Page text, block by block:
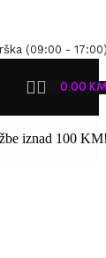
(09:00 -
0.00
iznad 100